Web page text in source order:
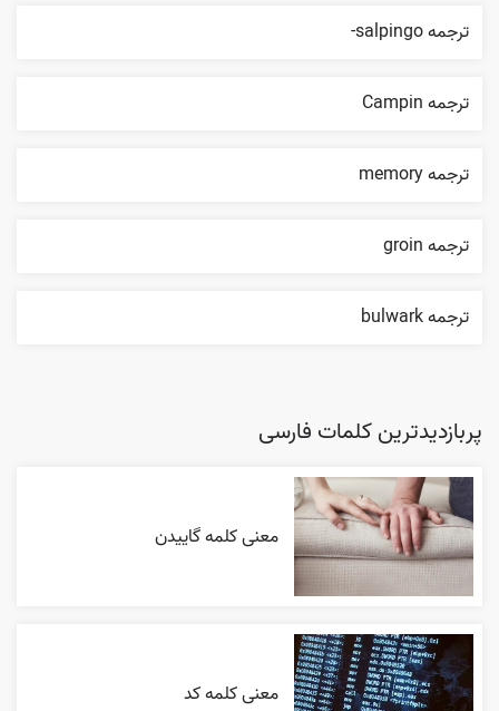
ترجمه salpingo-
ترجمه Campin
ترجمه memory
ترجمه groin
ترجمه bulwark
پربازدیدترین کلمات فارسی
معنی کلمه گاییدن
معنی کلمه کد